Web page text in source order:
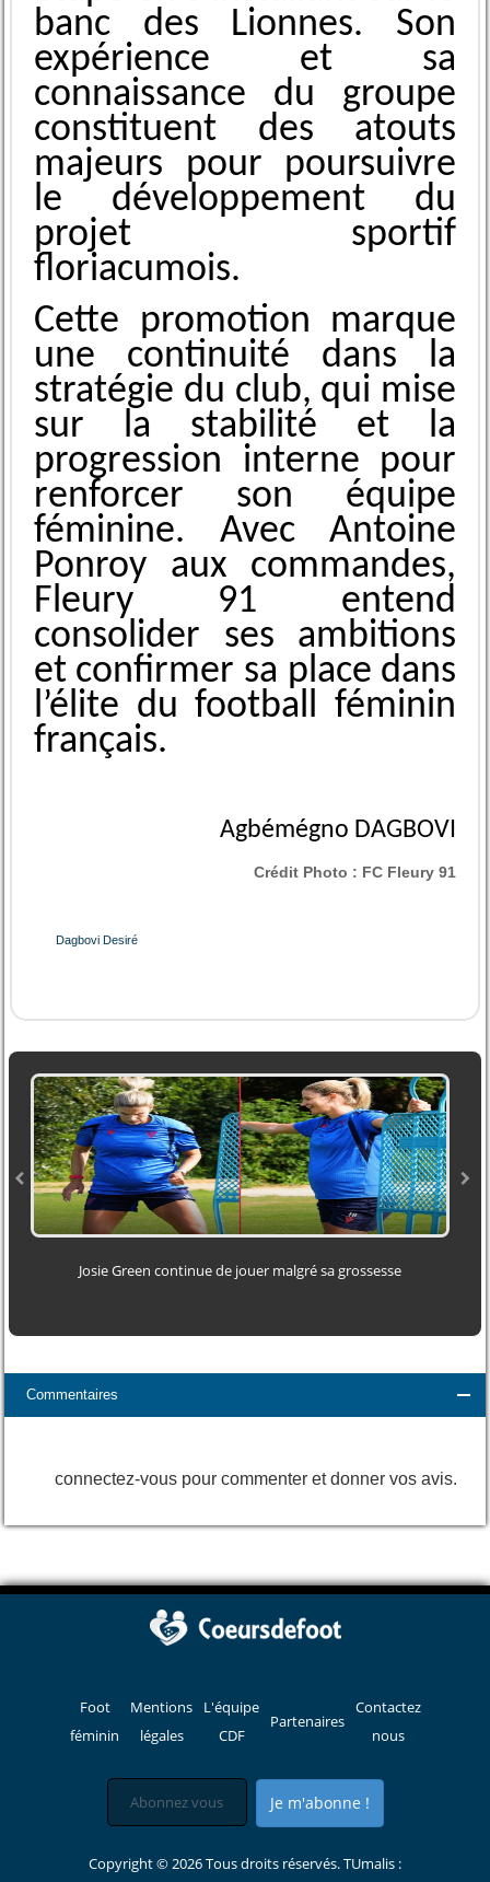
banc des Lionnes. Son
expérience et sa
connaissance du groupe
constituent des atouts
majeurs pour poursuivre
le développement du
projet sportif
floriacumois.
Cette promotion marque
une continuité dans la
stratégie du club, qui mise
sur la stabilité et la
progression interne pour
renforcer son équipe
féminine. Avec Antoine
Ponroy aux commandes,
Fleury 91 entend
consolider ses ambitions
et confirmer sa place dans
l’élite du football féminin
français.
Agbémégno DAGBOVI
Crédit Photo : FC Fleury 91
Dagbovi Desiré
Josie Green continue de jouer malgré sa grossesse
Commentaires
connectez-vous pour commenter et donner vos avis.
Foot
féminin
Mentions
légales
L'équipe
CDF
Partenaires
Contactez
nous
Je m'abonne !
Copyright © 2026 Tous droits réservés. TUmalis :